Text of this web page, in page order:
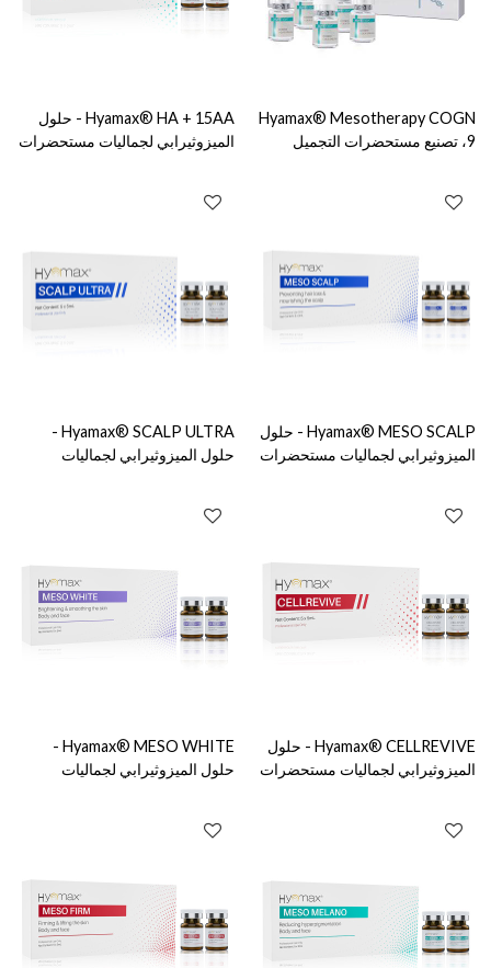
Hyamax® Mesotherapy COGN
9، تصنيع مستحضرات التجميل
Hyamax® HA + 15AA - حلول
الميزوثيرابي لجماليات مستحضرات
Hyamax® MESO SCALP - حلول
الميزوثيرابي لجماليات مستحضرات
Hyamax® SCALP ULTRA -
حلول الميزوثيرابي لجماليات
والمخصص
Hyamax® CELLREVIVE - حلول
الميزوثيرابي لجماليات مستحضرات
Hyamax® MESO WHITE -
حلول الميزوثيرابي لجماليات
والتخصيص